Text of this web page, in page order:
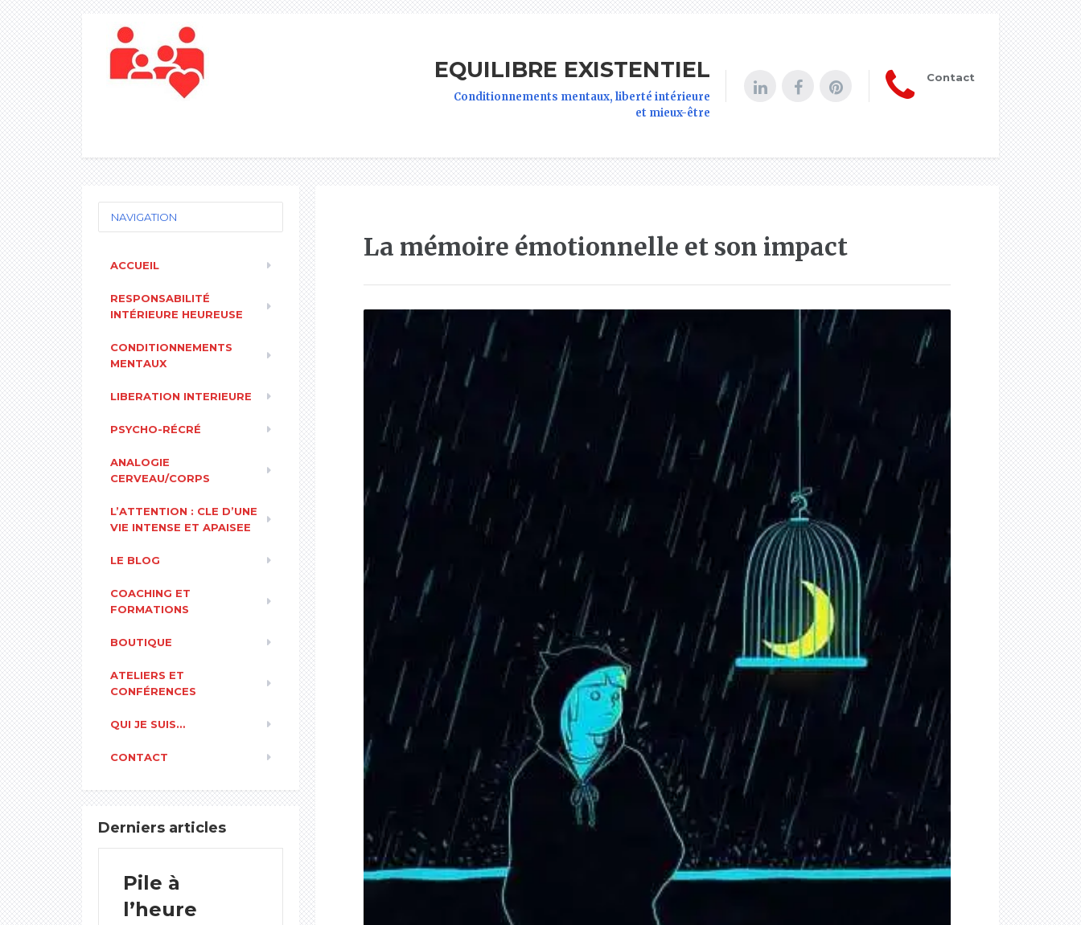
EQUILIBRE EXISTENTIEL
Conditionnements mentaux, liberté intérieure
et mieux-être
Contact
La mémoire émotionnelle et son impact
NAVIGATION
ACCUEIL
RESPONSABILITÉ
INTÉRIEURE HEUREUSE
CONDITIONNEMENTS
MENTAUX
LIBERATION INTERIEURE
PSYCHO-RÉCRÉ
ANALOGIE
CERVEAU/CORPS
L’ATTENTION : CLE D’UNE
VIE INTENSE ET APAISEE
LE BLOG
COACHING ET
FORMATIONS
BOUTIQUE
ATELIERS ET
CONFÉRENCES
QUI JE SUIS…
CONTACT
Derniers articles
Pile à
l’heure